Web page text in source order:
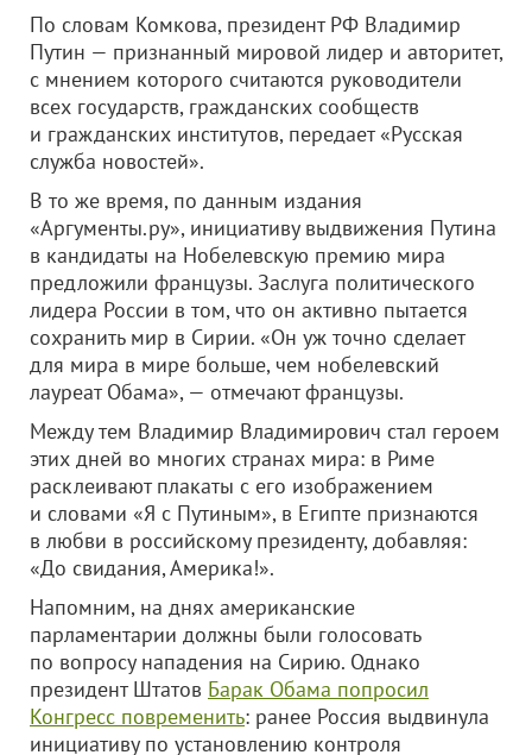
По словам Комкова, президент РФ Владимир
Путин — признанный мировой лидер и авторитет,
с мнением которого считаются руководители
всех государств, гражданских сообществ
и гражданских институтов, передает «Русская
служба новостей».
В то же время, по данным издания
«Аргументы.ру», инициативу выдвижения Путина
в кандидаты на Нобелевскую премию мира
предложили французы. Заслуга политического
лидера России в том, что он активно пытается
сохранить мир в Сирии. «Он уж точно сделает
для мира в мире больше, чем нобелевский
лауреат Обама», — отмечают французы.
Между тем Владимир Владимирович стал героем
этих дней во многих странах мира: в Риме
расклеивают плакаты с его изображением
и словами «Я с Путиным», в Египте признаются
в любви в российскому президенту, добавляя:
«До свидания, Америка!».
Напомним, на днях американские
парламентарии должны были голосовать
по вопросу нападения на Сирию. Однако
президент Штатов Барак Обама попросил
Конгресс повременить: ранее Россия выдвинула
инициативу по установлению контроля